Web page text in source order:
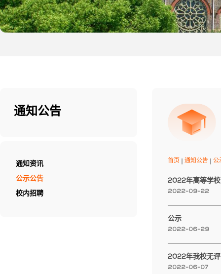
通知公告
通知资讯
公示公告
校内招聘
首页 通知公告 公
2022-09-22
公示
2022-06-29
2022年我校无评
2022-06-07